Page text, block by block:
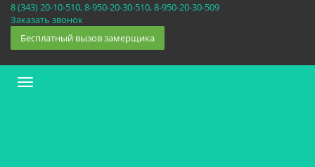
8 (343) 20-10-510, 8-950-20-30-510, 8-950-20-30-509
Заказать звонок
Бесплатный вызов замерщика
Меню